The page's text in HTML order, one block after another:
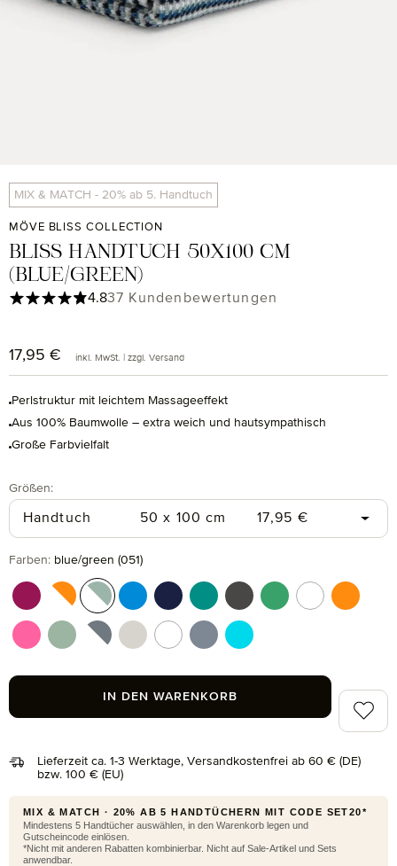
MIX & MATCH - 20% ab 5. Handtuch
MÖVE BLISS COLLECTION
BLISS HANDTUCH 50X100 CM
(BLUE/GREEN)
Regulärer Preis:
17,95 € inkl. MwSt. | zzgl. Versand
Perlstruktur mit leichtem Massageeffekt
Aus 100% Baumwolle – extra weich und hautsympathisch
Große Farbvielfalt
Durchschnittliche Bewertung von 4.84 von 5 Sternen
4.837 Kundenbewertungen
Lieferzeit ca. 1-3 Werktage, Versandkostenfrei ab 60 € (DE)
bzw. 100 € (EU)
Größenauswählen
:
Handtuch 50 x 100 cm Regulärer Preis:
17,95 €
Farbenauswählen
: blue/green (051)
berry (266)berry/orange (021)
blue/green (051)
dark pool (461)
deep sea (596)
emerald (874)
graphite (843)
grass (691)multicolororange
pink (215)reed green (651)
silver/black (081)
silver grey (823)
snow (001)steel blue (847)
turquoise (194)
IN DEN WARENKORB Zum
MIX & MATCH · 20% AB 5 HANDTÜCHERN MIT CODE SET20*
Mindestens 5 Handtücher auswählen, in den Warenkorb legen und
Gutscheincode einlösen.
*Nicht mit anderen Rabatten kombinierbar. Nicht auf Sale-Artikel und Sets
anwendbar.